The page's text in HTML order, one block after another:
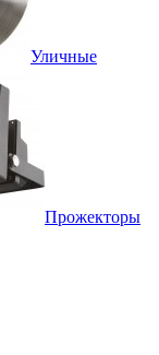
Уличные
Прожекторы